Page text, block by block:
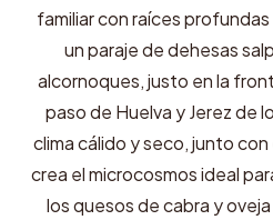
familiar con raíces
un paraje de dehesas
alcornoques, justo en la
paso de Huelva y Jerez de
clima cálido y seco, junto con
crea el microcosmos ideal
los quesos de cabra y